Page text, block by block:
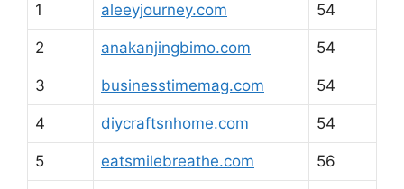
1 aleeyjourney.com 54
2 anakanjingbimo.com 54
3 businesstimemag.com 54
4 diycraftsnhome.com 54
5 eatsmilebreathe.com 56